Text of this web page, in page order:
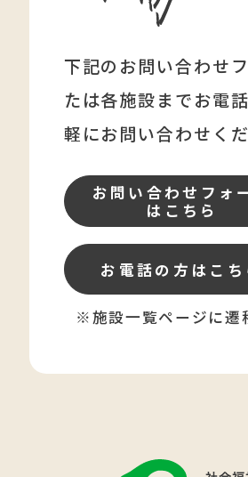
下記のお問い合わせ
たは各施設までお電
軽にお問い合わせくだ
お問い合わせフォ
はこちら
お電話の方はこち
※施設一覧ページに遷